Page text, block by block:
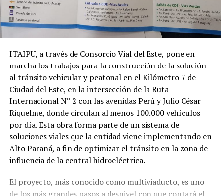
ITAIPU, a través de Consorcio Vial del Este, pone en
marcha los trabajos para la construcción de la solución
al tránsito vehicular y peatonal en el Kilómetro 7 de
Ciudad del Este, en la intersección de la Ruta
Internacional N° 2 con las avenidas Perú y Julio César
Riquelme, donde circulan al menos 100.000 vehículos
por día. Esta obra forma parte de un sistema de
soluciones viales que la entidad viene implementando en
Alto Paraná, a fin de optimizar el tránsito en la zona de
influencia de la central hidroeléctrica.
El proyecto, más conocido como multiviaducto, es uno
de los más grandes pasos a desnivel con que contará el